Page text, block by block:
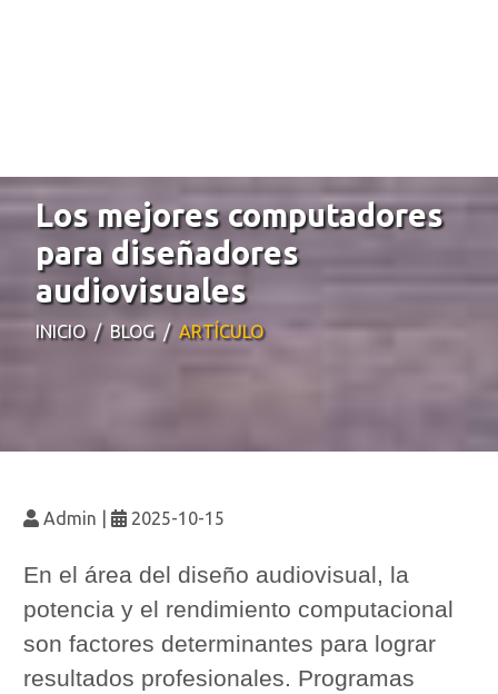
Los mejores computadores
para diseñadores
audiovisuales
INICIO BLOG ARTÍCULO
Admin 2025-10-15
En el área del diseño audiovisual, la
potencia y el rendimiento computacional
son factores determinantes para lograr
resultados profesionales. Programas